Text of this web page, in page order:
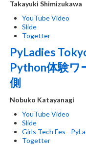
Takayuki Shimizukawa
YouTube Video
Slide
Togetter
PyLadies
Python体験ワ
側
Nobuko Katayanagi
YouTube Video
Slide
Girls Tech Fes -
Togetter